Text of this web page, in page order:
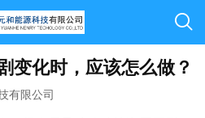
变化时，应该怎么做？
有限公司